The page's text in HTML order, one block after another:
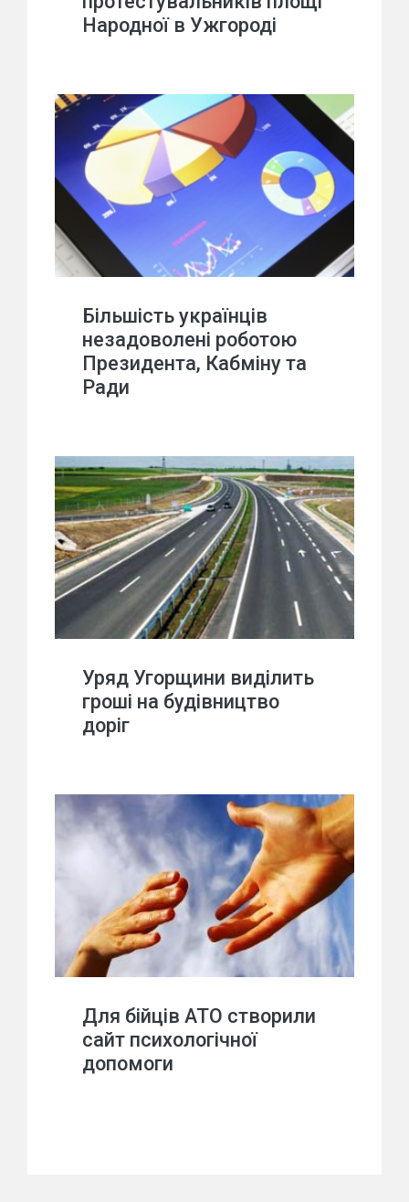
Народної в Ужгороді
Більшість українців
незадоволені роботою
Президента, Кабміну та
Ради
Уряд Угорщини виділить
гроші на будівництво
доріг
Для бійців АТО створили
сайт психологічної
допомоги